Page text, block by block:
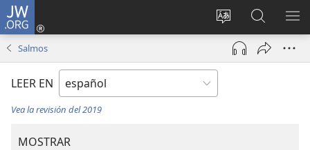
JW.ORG
Cambiar
idioma
del sitio
Iniciar
sesión
(abre
nueva
en
jw.org
Salmos
LEER EN
Vea la revisión del 2019
MOSTRAR